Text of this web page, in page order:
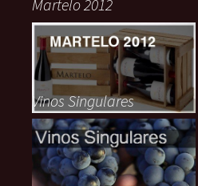
Martelo 2012
Vinos Singulares